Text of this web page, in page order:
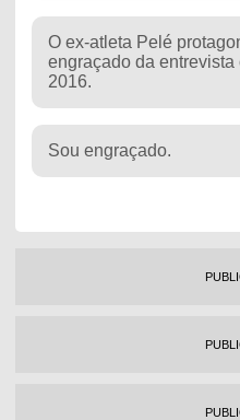
O ex-atleta Pelé
engraçado da
2016.
Sou engraçado.